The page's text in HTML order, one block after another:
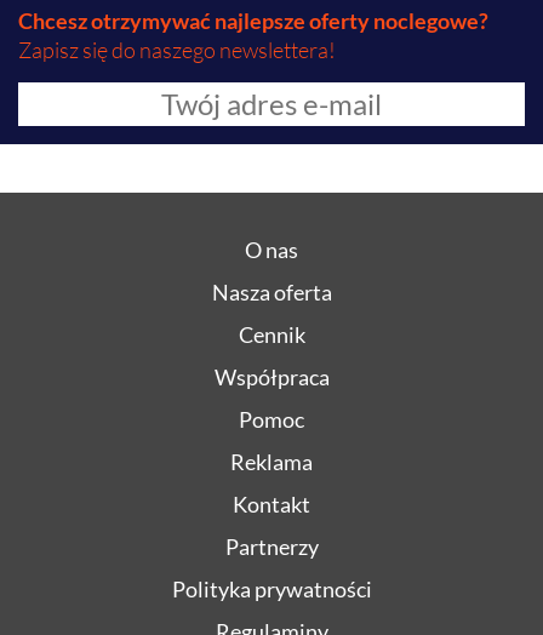
Chcesz otrzymywać najlepsze oferty noclegowe?
Zapisz się do naszego newslettera!
O nas
Nasza oferta
Cennik
Współpraca
Pomoc
Reklama
Kontakt
Partnerzy
Polityka prywatności